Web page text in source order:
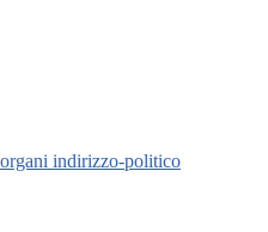
indirizzo-politico